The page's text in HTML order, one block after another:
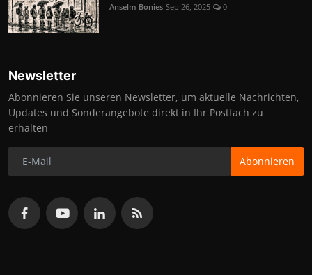
Anselm Bonies Sep 26, 2025 0
Newsletter
Abonnieren Sie unseren Newsletter, um aktuelle Nachrichten,
Updates und Sonderangebote direkt in Ihr Postfach zu
erhalten
Abonnieren